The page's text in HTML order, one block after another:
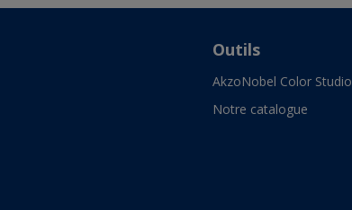
Outils
AkzoNobel Color Studio
Notre catalogue